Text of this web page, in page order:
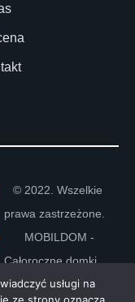
© 2022. Wszelkie
prawa zastrzeżone.
MOBILDOM -
Całoroczne domki
GROUPusługi na